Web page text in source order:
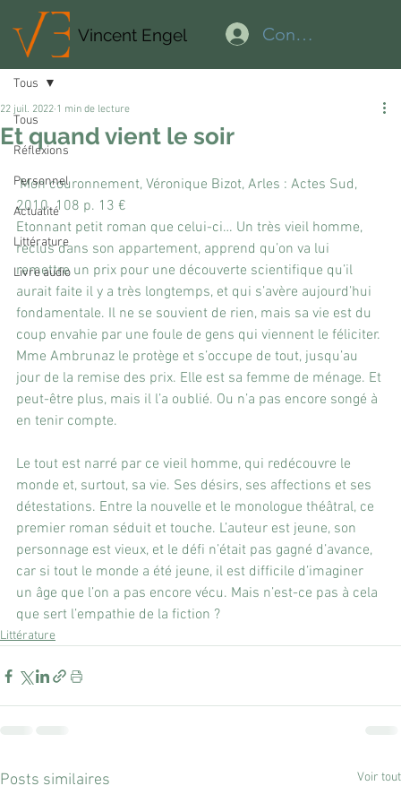
Connexion
Vincent Engel
Tous
Réflexions
Personnel
Actualité
Littérature
Livre audio
Tous
Et quand vient le soir
22 juil. 2022 1 min de lecture
Mon couronnement, Véronique Bizot, Arles : Actes Sud,
2010. 108 p. 13 €
Etonnant petit roman que celui-ci… Un très vieil homme,
reclus dans son appartement, apprend qu’on va lui
remettre un prix pour une découverte scientifique qu’il
aurait faite il y a très longtemps, et qui s’avère aujourd’hui
fondamentale. Il ne se souvient de rien, mais sa vie est du
coup envahie par une foule de gens qui viennent le féliciter.
Mme Ambrunaz le protège et s’occupe de tout, jusqu’au
jour de la remise des prix. Elle est sa femme de ménage. Et
peut-être plus, mais il l’a oublié. Ou n’a pas encore songé à
en tenir compte.
Le tout est narré par ce vieil homme, qui redécouvre le
monde et, surtout, sa vie. Ses désirs, ses affections et ses
détestations. Entre la nouvelle et le monologue théâtral, ce
premier roman séduit et touche. L’auteur est jeune, son
personnage est vieux, et le défi n’était pas gagné d’avance,
car si tout le monde a été jeune, il est difficile d’imaginer
un âge que l’on a pas encore vécu. Mais n’est-ce pas à cela
que sert l’empathie de la fiction ?
Littérature
Posts similaires Voir tout